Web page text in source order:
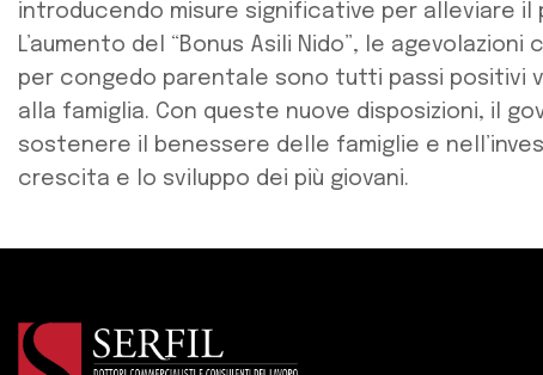
introducendo misure significative per alleviare
L’aumento del “Bonus Asili Nido”, le
per congedo parentale sono tutti passi positivi
alla famiglia. Con queste nuove disposizioni, il
sostenere il benessere delle famiglie e
crescita e lo sviluppo dei più giovani.